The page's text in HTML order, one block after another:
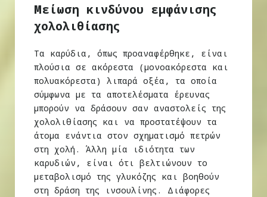
Μείωση κινδύνου εμφάνισης
χολολιθίασης
Τα καρύδια, όπως προαναφέρθηκε, είναι
πλούσια σε ακόρεστα (μονοακόρεστα και
πολυακόρεστα) λιπαρά οξέα, τα οποία
σύμφωνα με τα αποτελέσματα έρευνας
μπορούν να δράσουν σαν αναστολείς της
χολολιθίασης και να προστατέψουν τα
άτομα ενάντια στον σχηματισμό πετρών
στη χολή. Άλλη μία ιδιότητα των
καρυδιών, είναι ότι βελτιώνουν το
μεταβολισμό της γλυκόζης και βοηθούν
στη δράση της ινσουλίνης. Διάφορες